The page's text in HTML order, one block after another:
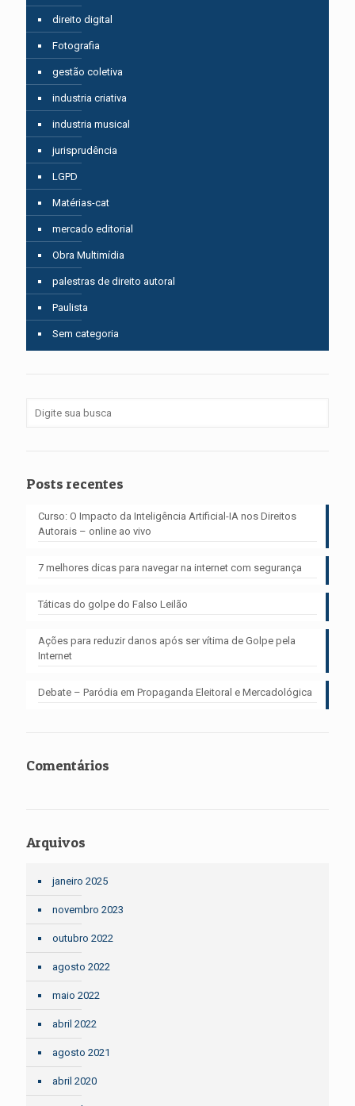
direito digital
Fotografia
gestão coletiva
industria criativa
industria musical
jurisprudência
LGPD
Matérias-cat
mercado editorial
Obra Multimídia
palestras de direito autoral
Paulista
Sem categoria
Posts recentes
Curso: O Impacto da Inteligência Artificial-IA nos Direitos
Autorais – online ao vivo
7 melhores dicas para navegar na internet com segurança
Táticas do golpe do Falso Leilão
Ações para reduzir danos após ser vítima de Golpe pela
Internet
Debate – Paródia em Propaganda Eleitoral e Mercadológica
Comentários
Arquivos
janeiro 2025
novembro 2023
outubro 2022
agosto 2022
maio 2022
abril 2022
agosto 2021
abril 2020